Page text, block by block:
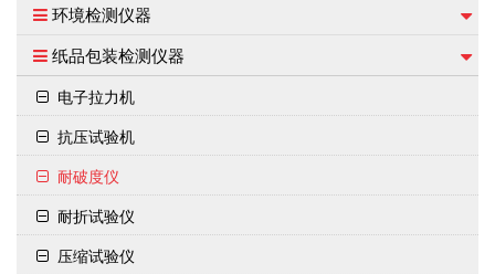
环境检测仪器
纸品包装检测仪器
电子拉力机
抗压试验机
耐破度仪
耐折试验仪
压缩试验仪